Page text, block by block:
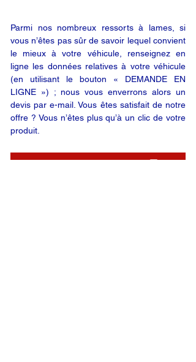
Parmi nos nombreux ressorts à lames, si
vous n’êtes pas sûr de savoir lequel convient
le mieux à votre véhicule, renseignez en
ligne les données relatives à votre véhicule
(en utilisant le bouton « DEMANDE EN
LIGNE ») ; nous vous enverrons alors un
devis par e-mail. Vous êtes satisfait de notre
offre ? Vous n’êtes plus qu’à un clic de votre
produit.